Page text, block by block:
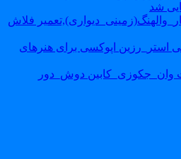
شد
فلاش
اپوکسی برای هنرهای
دوش_دور